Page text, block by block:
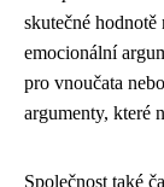
skutečné
emocionální
pro vnoučata
argumenty, které
Společnost také